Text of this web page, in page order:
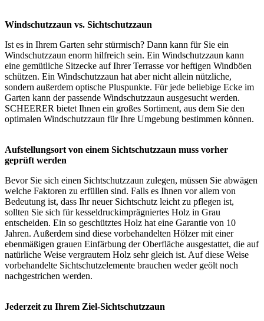
Windschutzzaun vs. Sichtschutzzaun
Ist es in Ihrem Garten sehr stürmisch? Dann kann für Sie ein
Windschutzzaun enorm hilfreich sein. Ein Windschutzzaun kann
eine gemütliche Sitzecke auf Ihrer Terrasse vor heftigen Windböen
schützen. Ein Windschutzzaun hat aber nicht allein nützliche,
sondern außerdem optische Pluspunkte. Für jede beliebige Ecke im
Garten kann der passende Windschutzzaun ausgesucht werden.
SCHEERER bietet Ihnen ein großes Sortiment, aus dem Sie den
optimalen Windschutzzaun für Ihre Umgebung bestimmen können.
Aufstellungsort von einem Sichtschutzzaun muss vorher
geprüft werden
Bevor Sie sich einen Sichtschutzzaun zulegen, müssen Sie abwägen
welche Faktoren zu erfüllen sind. Falls es Ihnen vor allem von
Bedeutung ist, dass Ihr neuer Sichtschutz leicht zu pflegen ist,
sollten Sie sich für kesseldruckimprägniertes Holz in Grau
entscheiden. Ein so geschütztes Holz hat eine Garantie von 10
Jahren. Außerdem sind diese vorbehandelten Hölzer mit einer
ebenmäßigen grauen Einfärbung der Oberfläche ausgestattet, die auf
natürliche Weise vergrautem Holz sehr gleich ist. Auf diese Weise
vorbehandelte Sichtschutzelemente brauchen weder geölt noch
nachgestrichen werden.
Jederzeit zu Ihrem Ziel-Sichtschutzzaun